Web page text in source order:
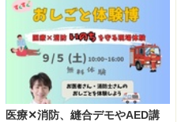
医療✕消防、縫合デモやAED講